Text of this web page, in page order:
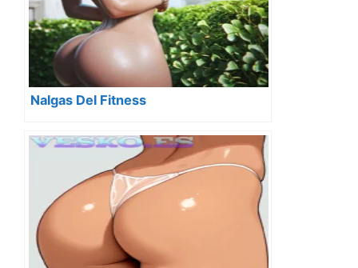
Nalgas Del Fitness